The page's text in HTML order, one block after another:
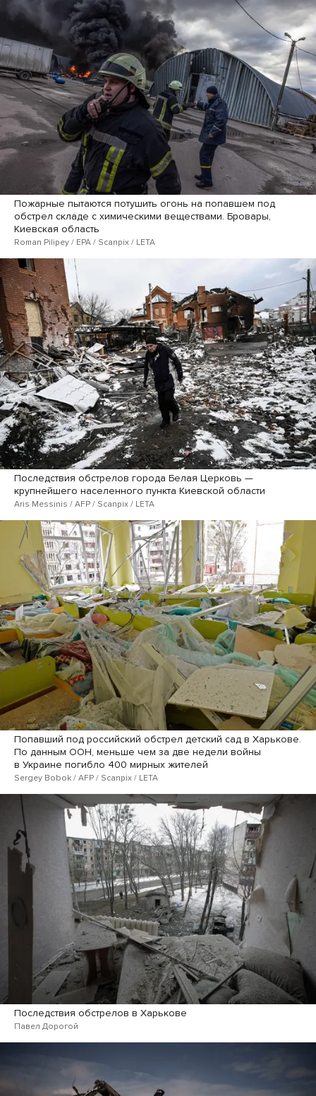
Пожарные пытаются потушить огонь на попавшем под
обстрел складе с химическими веществами. Бровары,
Киевская область
Roman Pilipey / EPA / Scanpix / LETA
Последствия обстрелов города Белая Церковь —
крупнейшего населенного пункта Киевской области
Aris Messinis / AFP / Scanpix / LETA
Попавший под российский обстрел детский сад в Харькове.
По данным ООН, меньше чем за две недели войны
в Украине погибло 400 мирных жителей
Sergey Bobok / AFP / Scanpix / LETA
Последствия обстрелов в Харькове
Павел Дорогой